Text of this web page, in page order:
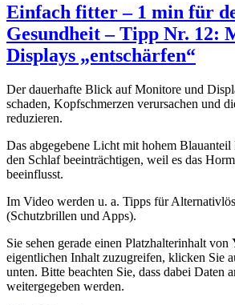
Einfach fitter – 1 min für
Gesundheit – Tipp Nr. 12:
Displays „entschärfen“
Der dauerhafte Blick auf Monitore und
schaden, Kopfschmerzen verursachen und
reduzieren.
Das abgegebene Licht mit hohem
den Schlaf beeinträchtigen, weil es das
beeinflusst.
Im Video werden u. a. Tipps für
(Schutzbrillen und Apps).
Sie sehen gerade einen Platzhalterinhalt von
eigentlichen Inhalt zuzugreifen, klicken Sie
unten. Bitte beachten Sie, dass dabei Daten
weitergegeben werden.